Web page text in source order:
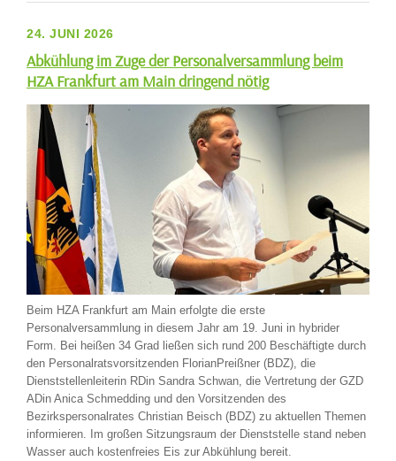
24. JUNI 2026
Abkühlung im Zuge der Personalversammlung beim
HZA Frankfurt am Main dringend nötig
Beim HZA Frankfurt am Main erfolgte die erste
Personalversammlung in diesem Jahr am 19. Juni in hybrider
Form. Bei heißen 34 Grad ließen sich rund 200 Beschäftigte durch
den Personalratsvorsitzenden FlorianPreißner (BDZ), die
Dienststellenleiterin RDin Sandra Schwan, die Vertretung der GZD
ADin Anica Schmedding und den Vorsitzenden des
Bezirkspersonalrates Christian Beisch (BDZ) zu aktuellen Themen
informieren. Im großen Sitzungsraum der Dienststelle stand neben
Wasser auch kostenfreies Eis zur Abkühlung bereit.